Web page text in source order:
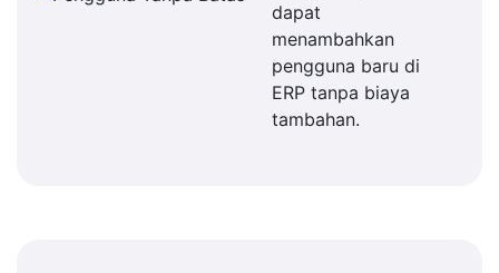
dapat
menambahkan
pengguna baru di
ERP tanpa biaya
tambahan.